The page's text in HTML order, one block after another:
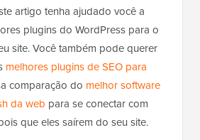
artigo tenha ajudado você a
plugins do WordPress para o
site. Você também pode querer
melhores plugins de SEO para
comparação do melhor software
da web para se conectar com
que eles saírem do seu site.